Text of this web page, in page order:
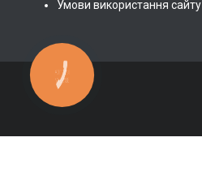
Умови використання сайту
КНОПКА
ЗВ'ЯЗКУ